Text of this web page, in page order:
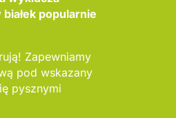
popularnie
Zapewniamy
pod wskazany
pysznymi